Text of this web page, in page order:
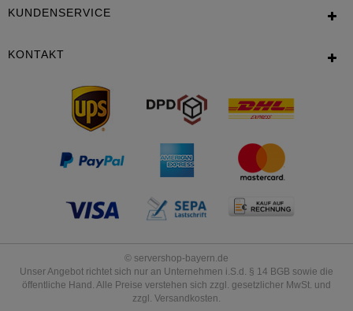
KUNDENSERVICE
KONTAKT
© servershop-bayern.de
Unser Angebot richtet sich nur an Unternehmen i.S.d. § 14 BGB sowie die
öffentliche Hand. Alle Preise verstehen sich zzgl. gesetzlicher MwSt. und
zzgl. Versandkosten.